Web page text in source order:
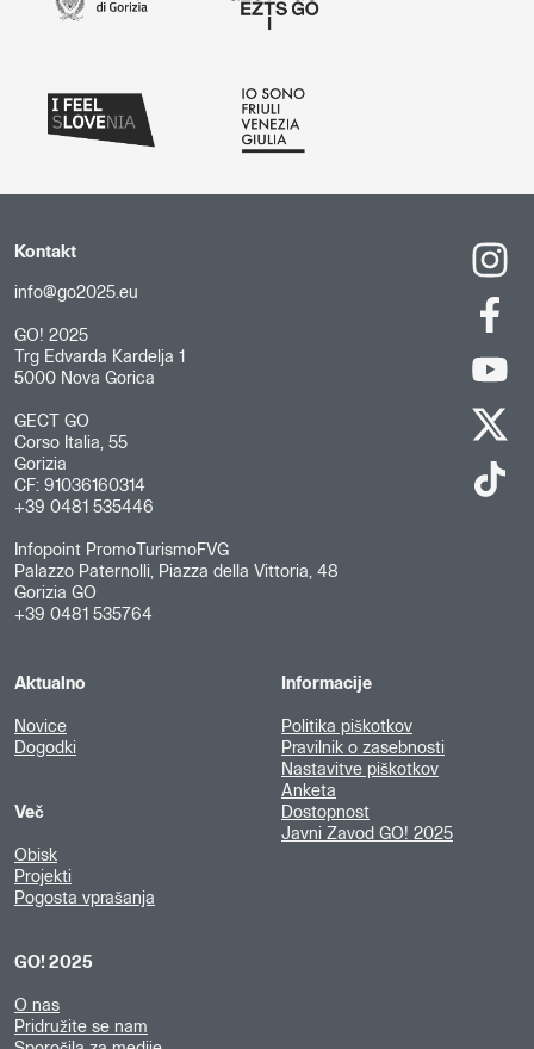
Kontakt
info@go2025.eu
GO! 2025
Trg Edvarda Kardelja 1
5000 Nova Gorica
GECT GO
Corso Italia, 55
Gorizia
CF: 91036160314
+39 0481 535446
Infopoint PromoTurismoFVG
Palazzo Paternolli, Piazza della Vittoria, 48
Gorizia GO
+39 0481 535764
Aktualno
Novice
Dogodki
Več
Obisk
Projekti
Pogosta vprašanja
GO! 2025
O nas
Pridružite se nam
Informacije
Politika piškotkov
Pravilnik o zasebnosti
Nastavitve piškotkov
Anketa
Dostopnost
Javni Zavod GO! 2025